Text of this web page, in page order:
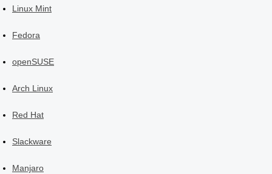
Linux Mint
Fedora
openSUSE
Arch Linux
Red Hat
Slackware
Manjaro